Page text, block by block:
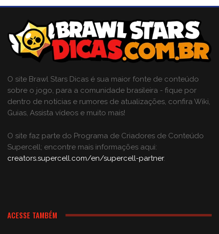
O site Brawl Stars Dicas é sua maior fonte de conteúdo
sobre o jogo, para a comunidade brasileira - fique por
dentro de notícias e rumores de atualizações, confira Wiki,
Guias, Assista vídeos e muito mais!
O site faz parte do Programa de Criadores de Conteúdo
Supercell; encontre mais informações aqui:
creators.supercell.com/en/supercell-partner.
ACESSE TAMBÉM